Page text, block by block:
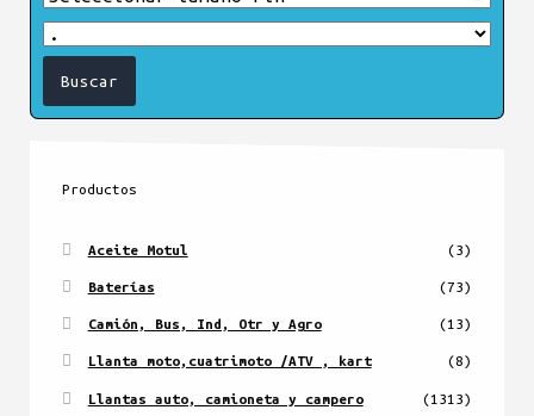
Productos
Aceite Motul (3)
Baterías (73)
Camión, Bus, Ind, Otr y Agro (13)
Llanta moto,cuatrimoto /ATV , kart (8)
Llantas auto, camioneta y campero (1313)